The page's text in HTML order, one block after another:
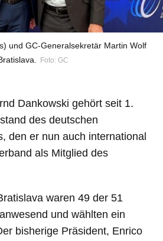
und GC-Generalsekretär Martin Wolf
Foto: GC
Dankowski gehört seit 1.
des deutschen
den er nun auch international
als Mitglied des
waren 49 der 51
und wählten ein
bisherige Präsident, Enrico